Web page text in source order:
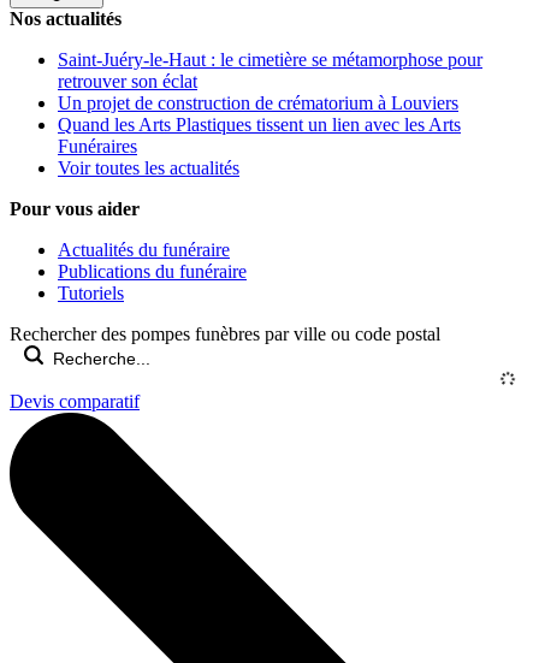
Nos actualités
Saint-Juéry-le-Haut : le cimetière se métamorphose pour
retrouver son éclat
Un projet de construction de crématorium à Louviers
Quand les Arts Plastiques tissent un lien avec les Arts
Funéraires
Voir toutes les actualités
Pour vous aider
Actualités du funéraire
Publications du funéraire
Tutoriels
Rechercher des pompes funèbres par ville ou code postal
Devis comparatif